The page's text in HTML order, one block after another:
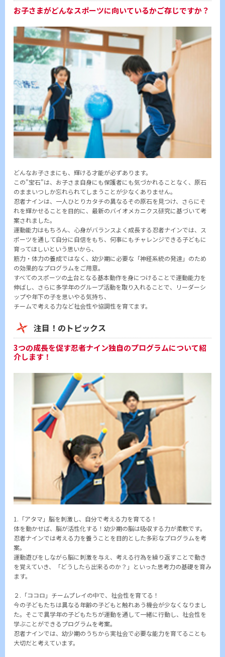
お子さまがどんなスポーツに向いているかご存じですか？
どんなお子さまにも、輝ける才能が必ずあります。
この"宝石"は、お子さま自身にも保護者にも気づかれることなく、原石
のままいつしか忘れられてしまうことが少なくありません。
忍者ナインは、一人ひとりカタチの異なるその原石を見つけ、さらにそ
れを輝かせることを目的に、最新のバイオメカニクス研究に基づいて考
案されました。
運動能力はもちろん、心身がバランスよく成長する忍者ナインでは、ス
ポーツを通して自分に自信をもち、何事にもチャレンジできる子どもに
育ってほしいという思いから、
筋力・体力の養成ではなく、幼少期に必要な「神経系統の発達」のため
の効果的なプログラムをご用意。
すべてのスポーツの土台となる基本動作を身につけることで運動能力を
伸ばし、さらに多学年のグループ活動を取り入れることで、リーダーシ
ップや年下の子を思いやる気持ち、
チームで考える力など社会性や協調性を育てます。
注目！のトピックス
3つの成長を促す忍者ナイン独自のプログラムについて紹
介します！
1.「アタマ」脳を刺激し、自分で考える力を育てる！
体を動かせば、脳が活性化する！幼少期の脳は吸収する力が柔軟です。
忍者ナインでは考える力を養うことを目的とした多彩なプログラムを考
案。
運動遊びをしながら脳に刺激を与え、考える行為を繰り返すことで動き
を覚えていき、「どうしたら出来るのか？」といった思考力の基礎を育み
ます。
２.「ココロ」チームプレイの中で、社会性を育てる！
今の子どもたちは異なる年齢の子どもと触れあう機会が少なくなりまし
た。そこで異学年の子どもたちが運動を通して一緒に行動し、社会性を
学ぶことができるプログラムを考案。
忍者ナインでは、幼少期のうちから実社会で必要な能力を育てることも
大切だと考えています。